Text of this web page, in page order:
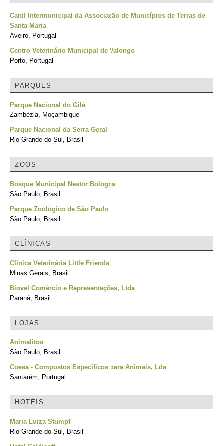
Canil Intermunicipal da Associação de Municípios de Terras de
Santa Maria
Aveiro, Portugal
Centro Veterinário Municipal de Valongo
Porto, Portugal
PARQUES
Parque Nacional do Gilé
Zambézia, Moçambique
Parque Nacional da Serra Geral
Rio Grande do Sul, Brasil
ZOOS
Bosque Municipal Nestor Bologna
São Paulo, Brasil
Parque Zoológico de São Paulo
São Paulo, Brasil
CLÍNICAS
Clínica Veterinária Little Friends
Minas Gerais, Brasil
Biovel Comércio e Representações, Ltda
Paraná, Brasil
LOJAS
Animalitos
São Paulo, Brasil
Coesa - Compostos Específicos para Animais, Lda
Santarém, Portugal
HOTÉIS
Maria Luiza Stumpf
Rio Grande do Sul, Brasil